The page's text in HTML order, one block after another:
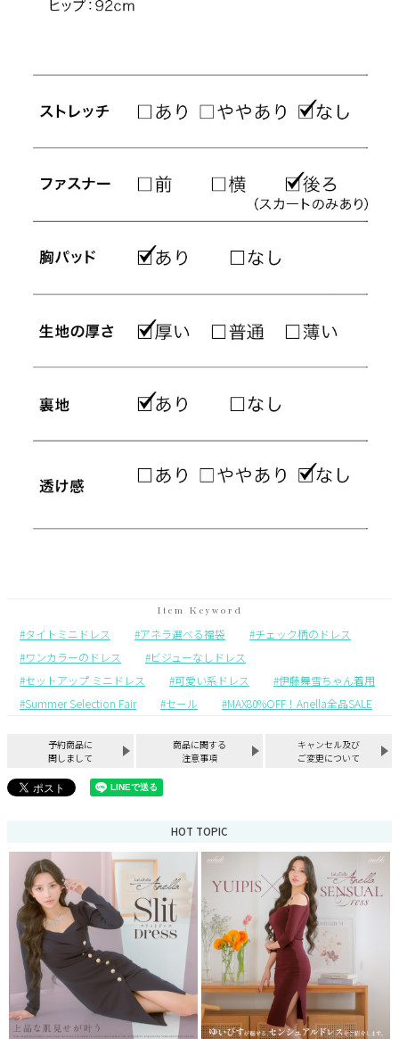
タイトミニドレス アネラ選べる福袋
チェック柄のドレス
ワンカラーのドレス
ビジューなしドレス
セットアップ ミニドレス
可愛い系ドレス
伊藤舞雪ちゃん着用
Summer Selection Fair
セール MAX80%OFF！Anella全品SALE
予約商品に
関しまして
商品に関する
注意事項
キャンセル及び
ご変更について
HOT TOPIC